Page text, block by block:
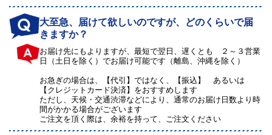
大至急、届けて欲しいのですが、どのくらいで届
きますか？
お届け先にもよりますが、最短で翌日、遅くとも ２～３営業
日（土日を除く）でお届け可能です（離島、沖縄を除く）
お急ぎの場合は、【代引】ではなく、【振込】 あるいは
【クレジットカード決済】をおすすめします
ただし、天候・交通渋滞などにより、通常のお届け日数より時
間がかかる場合がございます
ご注文を頂く際は、余裕を持って、ご注文ください